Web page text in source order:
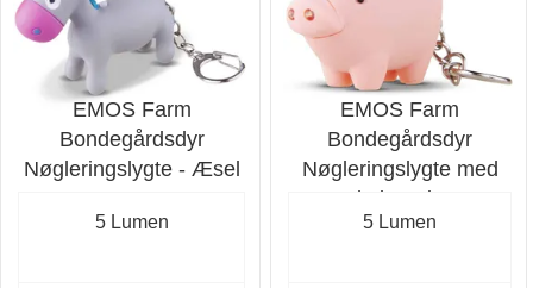
EMOS Farm
Bondegårdsdyr
Nøgleringslygte - Æsel
5 Lumen
EMOS Farm
Bondegårdsdyr
Nøgleringslygte med
lyd - Gris
5 Lumen